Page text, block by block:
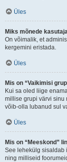
Üles
Miks mõnede
On võimalik, et
kergemini eristada.
Üles
Mis on “Vaikimisi
Kui sa oled liige
millise grupi värvi sinu
võib-olla lubanud sul
Üles
Mis on “Meeskond”
See lehekülg sisaldab
ning milliseid